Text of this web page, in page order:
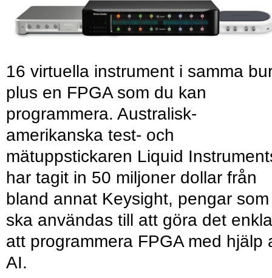
16 virtuella instrument i samma
plus en FPGA som du kan
programmera. Australisk-
amerikanska test- och
mätuppstickaren Liquid
har tagit in 50 miljoner dollar från
bland annat Keysight, pengar som
ska användas till att göra det
att programmera FPGA med hjälp
AI.